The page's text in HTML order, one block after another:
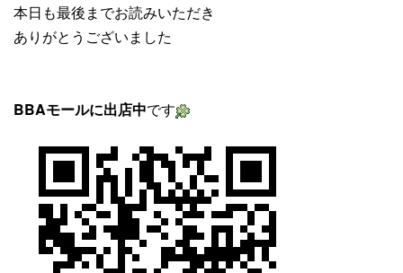
本日も最後までお読みいただき
ありがとうございました
BBAモールに出店中です